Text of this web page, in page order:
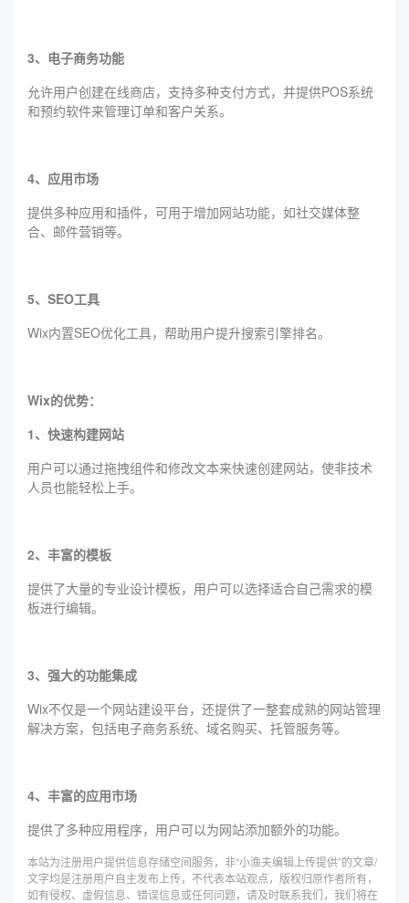
3、电子商务功能
允许用户创建在线商店，支持多种支付方式，并提供POS系统
和预约软件来管理订单和客户关系。
4、应用市场
提供多种应用和插件，可用于增加网站功能，如社交媒体整
合、邮件营销等。
5、SEO工具
Wix内置SEO优化工具，帮助用户提升搜索引擎排名。
Wix的优势：
1、快速构建网站
用户可以通过拖拽组件和修改文本来快速创建网站，使非技术
人员也能轻松上手。
2、丰富的模板
提供了大量的专业设计模板，用户可以选择适合自己需求的模
板进行编辑。
3、强大的功能集成
Wix不仅是一个网站建设平台，还提供了一整套成熟的网站管理
解决方案，包括电子商务系统、域名购买、托管服务等。
4、丰富的应用市场
提供了多种应用程序，用户可以为网站添加额外的功能。
本站为注册用户提供信息存储空间服务，非“小渔夫编辑上传提供”的文章/
文字均是注册用户自主发布上传，不代表本站观点，版权归原作者所有，
如有侵权、虚假信息、错误信息或任何问题，请及时联系我们，我们将在